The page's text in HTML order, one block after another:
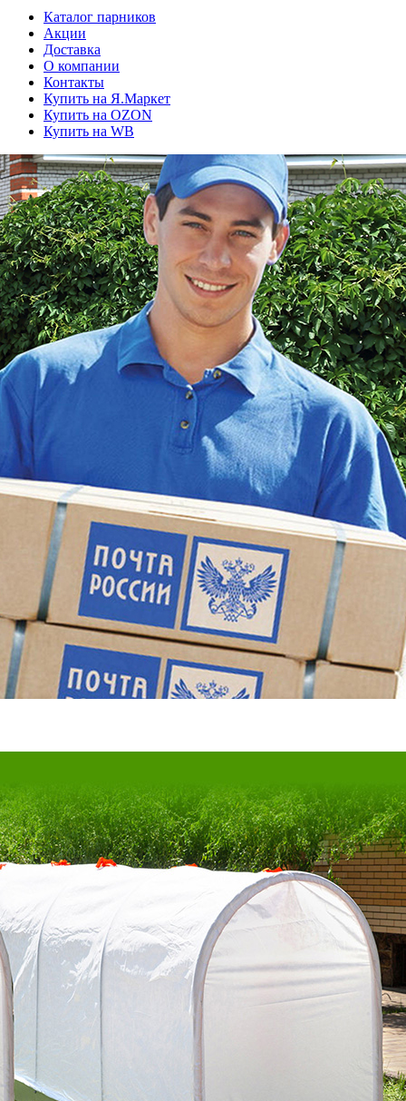
Каталог парников
Акции
Доставка
О компании
Контакты
Купить на Я.Маркет
Купить на OZON
Купить на WB